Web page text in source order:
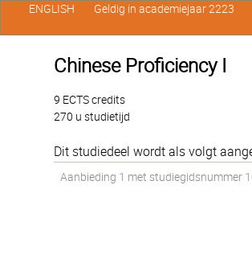
Chinese Proficiency I
9 ECTS credits
270 u studietijd
Dit studiedeel wordt als volgt
Aanbieding 1 met studiegidsnummer
ENGLISH Geldig in academiejaar 2223